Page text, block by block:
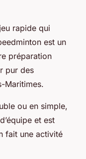
rapide qui
est un
préparation
pur des
Maritimes.
ou en simple,
et est
fait une activité